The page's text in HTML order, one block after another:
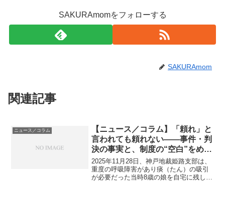
SAKURAmomをフォローする
SAKURAmom
関連記事
ニュース／コラム
【ニュース／コラム】「頼れ」と
言われても頼れない――事件・判
決の事実と、制度の“空白”をめぐ
る現実
2025年11月28日、神戸地裁姫路支部は、
重度の呼吸障害があり痰（たん）の吸引
が必要だった当時8歳の娘を自宅に残して